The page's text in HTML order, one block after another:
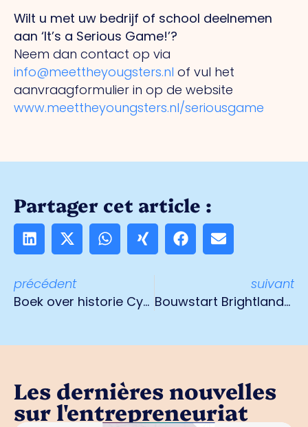
Wilt u met uw bedrijf of school deelnemen
aan ‘It’s a Serious Game!’?
Neem dan contact op via
info@meettheyougsters.nl of vul het
aanvraagformulier in op de website
www.meettheyoungsters.nl/seriousgame
Partager cet article :
précédent
Boek over historie Cyrus rijwiel- en motorrijwielenfabriek
suivant
Bouwstart Brightlands: nieuw gebouw voor werkplaatsen
Les dernières nouvelles
sur l'entrepreneuriat